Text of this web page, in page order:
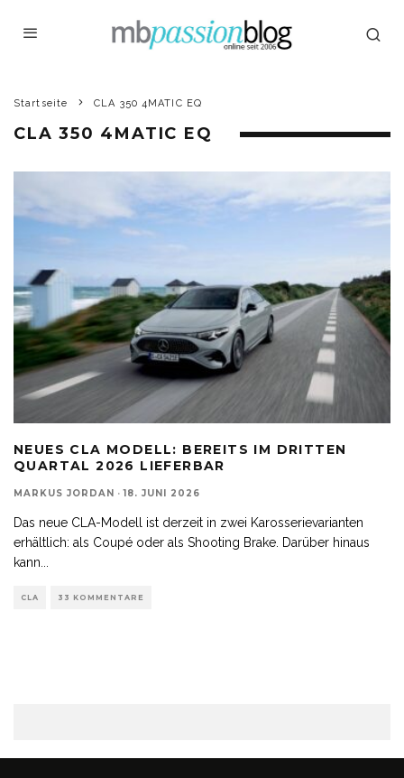
Startseite CLA 350 4MATIC EQ
CLA 350 4MATIC EQ
NEUES CLA MODELL: BEREITS IM DRITTEN
QUARTAL 2026 LIEFERBAR
MARKUS JORDAN · 18. JUNI 2026
Das neue CLA-Modell ist derzeit in zwei Karosserievarianten
erhältlich: als Coupé oder als Shooting Brake. Darüber hinaus
kann
CLA 33 KOMMENTARE